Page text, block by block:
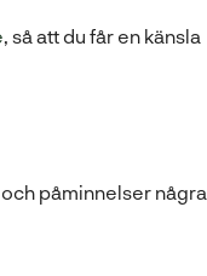
, så att du får en känsla
påminnelser några